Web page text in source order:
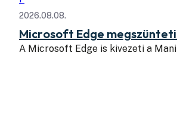
2026.08.08.
Microsoft Edge
A Microsoft Edge is kivezeti a